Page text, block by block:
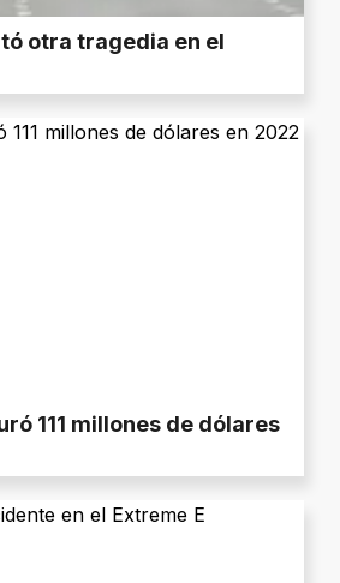
otra tragedia en el
111 millones de dólares